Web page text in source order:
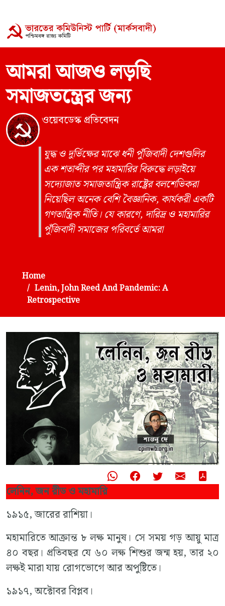
আমরা আজও লড়ছি
সমাজতন্ত্রের জন্য
ওয়েবডেস্ক প্রতিবেদন
যুদ্ধ ও দুর্ভিক্ষের মাঝে ধনী পুঁজিবাদী দেশগুলির
এক শতাব্দীর পর মহামারির বিরুদ্ধে লড়াইয়ে
সদ্যোজাত সমাজতান্ত্রিক রাষ্ট্রের বলশেভিকরা
নিয়েছিল অনেক বেশি বৈজ্ঞানিক, কার্যকরী একটি
গণতান্ত্রিক নীতি। যে কারণে, দারিদ্র ও মহামারির
পুঁজিবাদী সমাজের পরিবর্তে আমরা
Home
Lenin, John Reed And Pandemic: A
Retrospective
লেনিন, জন রীড ও মহামারি
১৯১৫, জারের রাশিয়া।
মহামারিতে আক্রান্ত ৮ লক্ষ মানুষ। সে সময় গড় আয়ু মাত্র
৪০ বছর। প্রতিবছর যে ৬০ লক্ষ শিশুর জন্ম হয়, তার ২০
লক্ষই মারা যায় রোগভোগে আর অপুষ্টিতে।
১৯১৭, অক্টোবর বিপ্লব।